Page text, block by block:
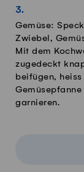
Gemüse:
Zwiebel,
Mit dem
zugedeckt
beifügen,
garnieren.